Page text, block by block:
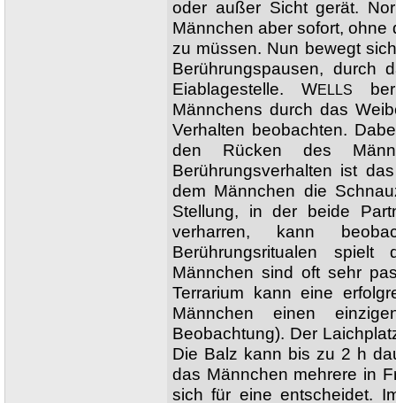
oder außer Sicht gerät.
Männchen aber sofort, ohne
zu müssen. Nun bewegt
Berührungspausen, durch
Eiablagestelle. WELLS
Männchens durch das
Verhalten beobachten.
den Rücken des
Berührungsverhalten ist
dem Männchen die
Stellung, in der beide
verharren, kann
Berührungsritualen
Männchen sind oft sehr
Terrarium kann eine
Männchen einen
Beobachtung). Der
Die Balz kann bis zu 2 h
das Männchen mehrere in
sich für eine entscheidet.